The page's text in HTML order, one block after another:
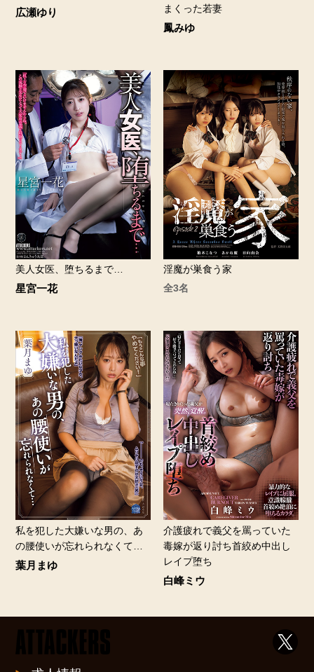
広瀬ゆり
まくった若妻
鳳みゆ
美人女医、堕ちるまで…
星宮一花
淫魔が巣食う家
全3名
私を犯した大嫌いな男の、あ
の腰使いが忘れられなくて…
葉月まゆ
介護疲れで義父を罵っていた
毒嫁が返り討ち首絞め中出し
レイプ堕ち
白峰ミウ